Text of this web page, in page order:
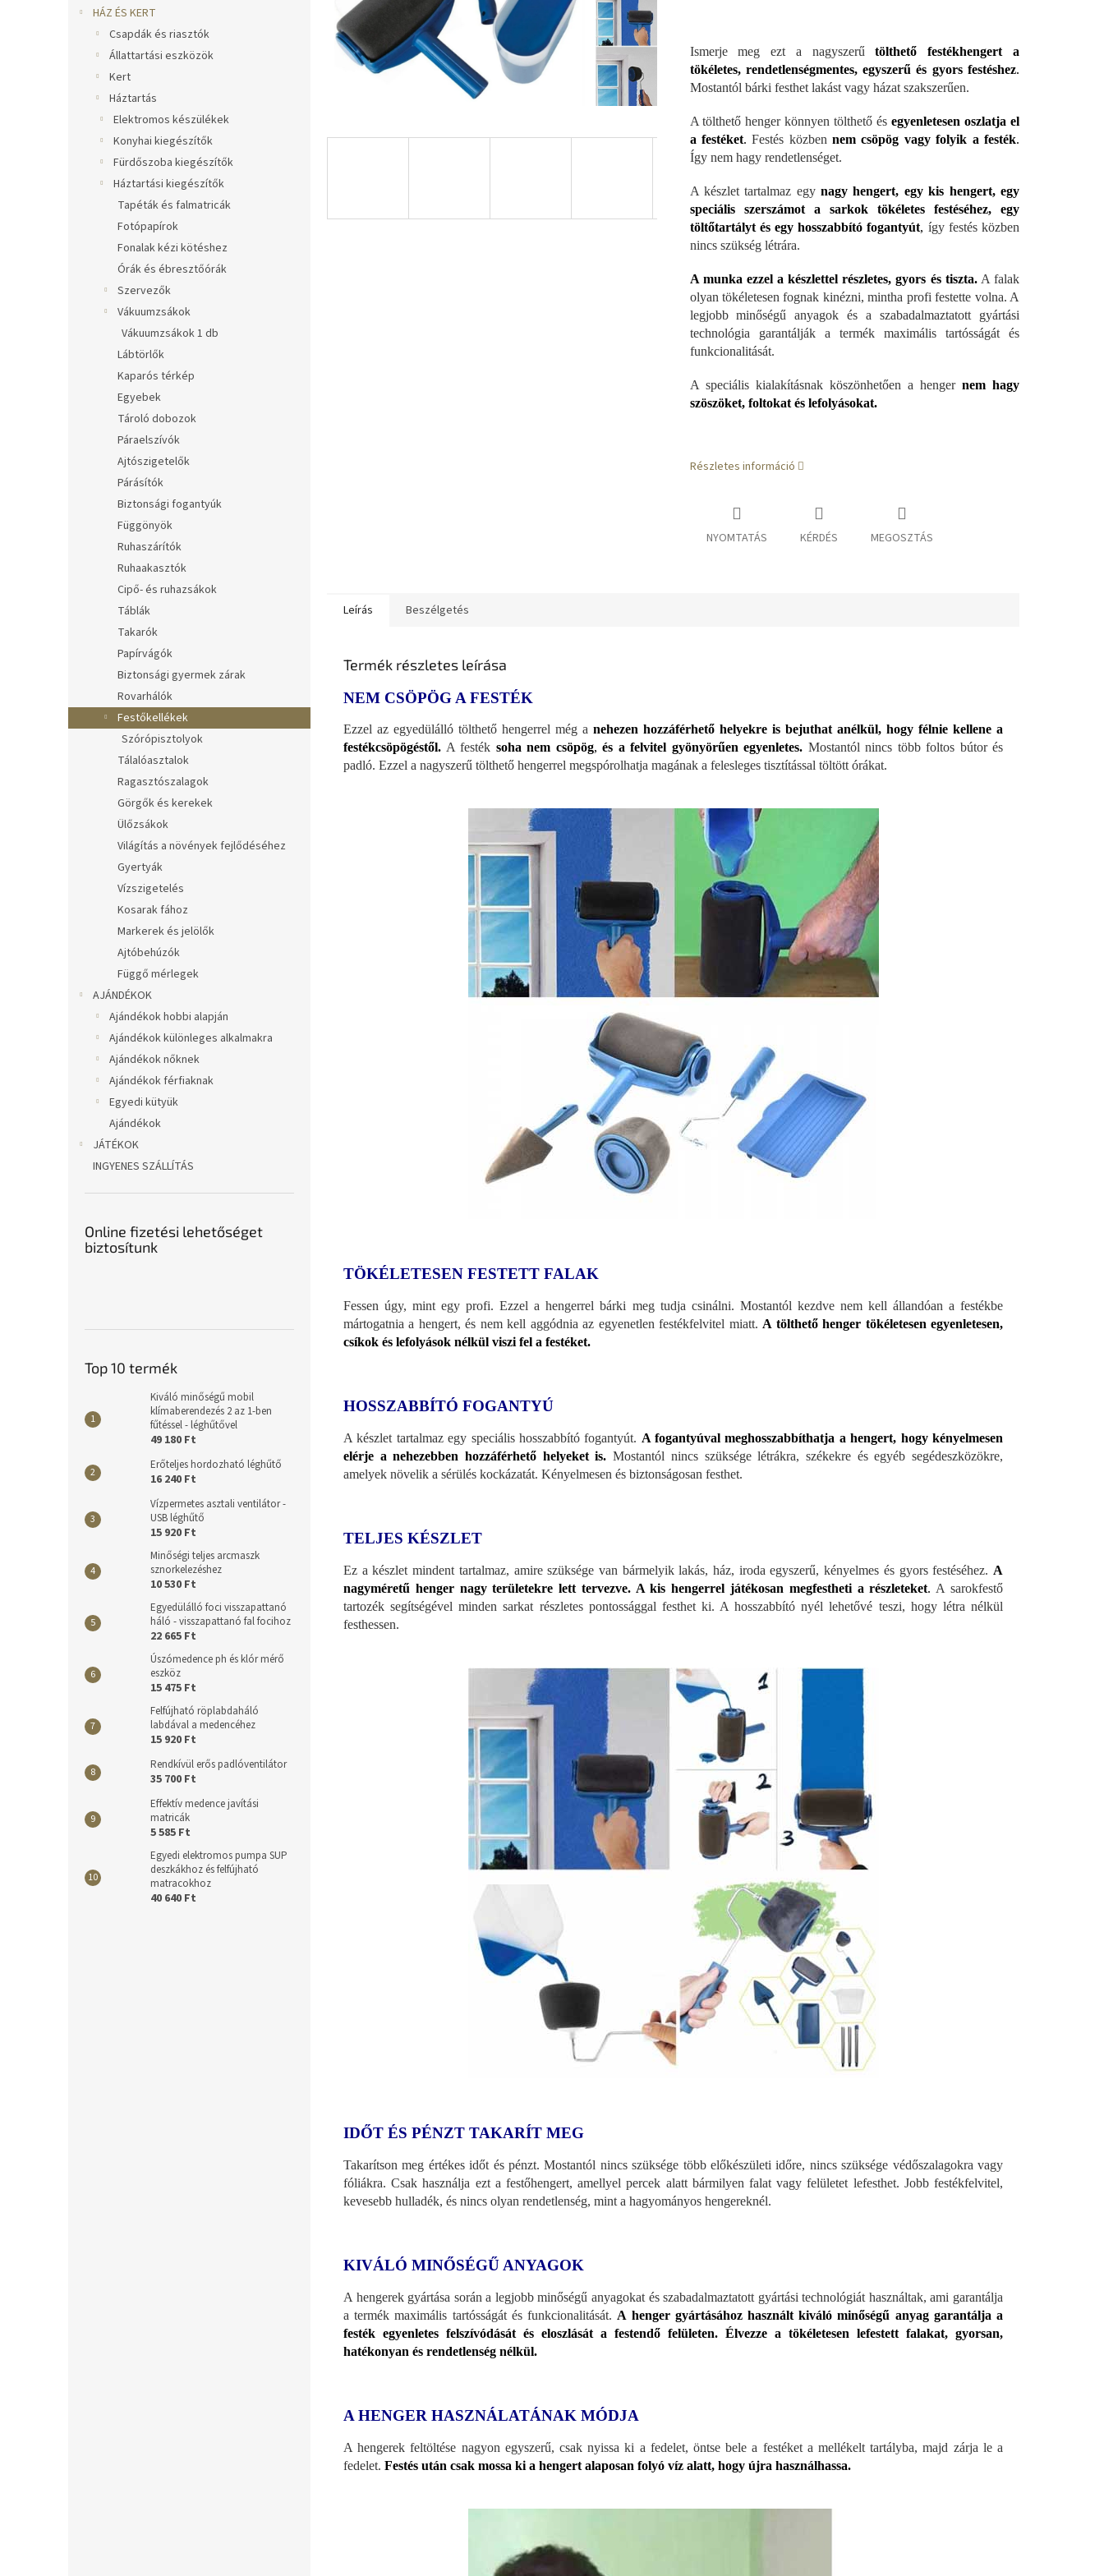
HÁZ ÉS KERT
Csapdák és riasztók
Állattartási eszközök
Kert
Háztartás
Elektromos készülékek
Konyhai kiegészítők
Fürdőszoba kiegészítők
Háztartási kiegészítők
Tapéták és falmatricák
Fotópapírok
Fonalak kézi kötéshez
Órák és ébresztőórák
Szervezők
Vákuumzsákok
Vákuumzsákok 1 db
Lábtörlők
Kaparós térkép
Egyebek
Tároló dobozok
Páraelszívók
Ajtószigetelők
Párásítók
Biztonsági fogantyúk
Függönyök
Ruhaszárítók
Ruhaakasztók
Cipő- és ruhazsákok
Táblák
Takarók
Papírvágók
Biztonsági gyermek zárak
Rovarhálók
Festőkellékek
Szórópisztolyok
Tálalóasztalok
Ragasztószalagok
Görgők és kerekek
Ülőzsákok
Világítás a növények fejlődéséhez
Gyertyák
Vízszigetelés
Kosarak fához
Markerek és jelölők
Ajtóbehúzók
Függő mérlegek
AJÁNDÉKOK
Ajándékok hobbi alapján
Ajándékok különleges alkalmakra
Ajándékok nőknek
Ajándékok férfiaknak
Egyedi kütyük
Ajándékok
JÁTÉKOK
INGYENES SZÁLLÍTÁS
Online fizetési lehetőséget
biztosítunk
Top 10 termék
Kiváló minőségű mobil
klímaberendezés 2 az 1-ben
fűtéssel - léghűtővel
49 180 Ft
Erőteljes hordozható léghűtő
16 240 Ft
Vízpermetes asztali ventilátor -
USB léghűtő
15 920 Ft
Minőségi teljes arcmaszk
sznorkelezéshez
10 530 Ft
Egyedülálló foci visszapattanó
háló - visszapattanó fal focihoz
22 665 Ft
Úszómedence ph és klór mérő
eszköz
15 475 Ft
Felfújható röplabdaháló
labdával a medencéhez
15 920 Ft
Rendkívül erős padlóventilátor
35 700 Ft
Effektív medence javítási
matricák
5 585 Ft
Egyedi elektromos pumpa SUP
deszkákhoz és felfújható
matracokhoz
40 640 Ft
Ismerje meg ezt a nagyszerűtölthető festékhengert a
tökéletes, rendetlenségmentes, egyszerű és gyors festéshez.
Mostantól bárki festhet lakást vagy házat szakszerűen.
A tölthető henger könnyen tölthető ésegyenletesen oszlatja el
a festéket. Festés közbennem csöpög vagy folyik a festék.
Így nem hagy rendetlenséget.
A készlet tartalmaz egynagy hengert, egy kis hengert, egy
speciális szerszámot a sarkok tökéletes festéséhez, egy
töltőtartályt és egy hosszabbító fogantyút, így festés közben
nincs szükség létrára.
A munka ezzel a készlettel részletes, gyors és tiszta. A falak
olyan tökéletesen fognak kinézni, mintha profi festette volna. A
legjobb minőségű anyagok és a szabadalmaztatott gyártási
technológia garantálják a termék maximális tartósságát és
funkcionalitását.
A speciális kialakításnak köszönhetően a henger nem hagy
szöszöket, foltokat és lefolyásokat.
Részletes információ
NYOMTATÁS KÉRDÉS MEGOSZTÁS
Leírás Beszélgetés
Termék részletes leírása
NEM CSÖPÖG A FESTÉK
Ezzel az egyedülálló tölthető hengerrel még a nehezen hozzáférhető helyekre is bejuthat anélkül, hogy félnie kellene a
festékcsöpögéstől. A festék soha nem csöpög, és a felvitel gyönyörűen egyenletes. Mostantól nincs több foltos bútor és
padló. Ezzel a nagyszerű tölthető hengerrel megspórolhatja magának a felesleges tisztítással töltött órákat.
TÖKÉLETESEN FESTETT FALAK
Fessen úgy, mint egy profi. Ezzel a hengerrel bárki meg tudja csinálni. Mostantól kezdve nem kell állandóan a festékbe
mártogatnia a hengert, és nem kell aggódnia az egyenetlen festékfelvitel miatt. A tölthető henger tökéletesen egyenletesen,
csíkok és lefolyások nélkül viszi fel a festéket.
HOSSZABBÍTÓ FOGANTYÚ
A készlet tartalmaz egy speciális hosszabbító fogantyút. A fogantyúval meghosszabbíthatja a hengert, hogy kényelmesen
elérje a nehezebben hozzáférhető helyeket is. Mostantól nincs szüksége létrákra, székekre és egyéb segédeszközökre,
amelyek növelik a sérülés kockázatát. Kényelmesen és biztonságosan festhet.
TELJES KÉSZLET
Ez a készlet mindent tartalmaz, amire szüksége van bármelyik lakás, ház, iroda egyszerű, kényelmes és gyors festéséhez. A
nagyméretű henger nagy területekre lett tervezve. A kis hengerrel játékosan megfestheti a részleteket. A sarokfestő
tartozék segítségével minden sarkat részletes pontossággal festhet ki. A hosszabbító nyél lehetővé teszi, hogy létra nélkül
festhessen.
IDŐT ÉS PÉNZT TAKARÍT MEG
Takarítson meg értékes időt és pénzt. Mostantól nincs szüksége több előkészületi időre, nincs szüksége védőszalagokra vagy
fóliákra. Csak használja ezt a festőhengert, amellyel percek alatt bármilyen falat vagy felületet lefesthet. Jobb festékfelvitel,
kevesebb hulladék, és nincs olyan rendetlenség, mint a hagyományos hengereknél.
KIVÁLÓ MINŐSÉGŰ ANYAGOK
A hengerek gyártása során a legjobb minőségű anyagokat és szabadalmaztatott gyártási technológiát használtak, ami garantálja
a termék maximális tartósságát és funkcionalitását. A henger gyártásához használt kiváló minőségű anyag garantálja a
festék egyenletes felszívódását és eloszlását a festendő felületen. Élvezze a tökéletesen lefestett falakat, gyorsan,
hatékonyan és rendetlenség nélkül.
A HENGER HASZNÁLATÁNAK MÓDJA
A hengerek feltöltése nagyon egyszerű, csak nyissa ki a fedelet, öntse bele a festéket a mellékelt tartályba, majd zárja le a
fedelet. Festés után csak mossa ki a hengert alaposan folyó víz alatt, hogy újra használhassa.